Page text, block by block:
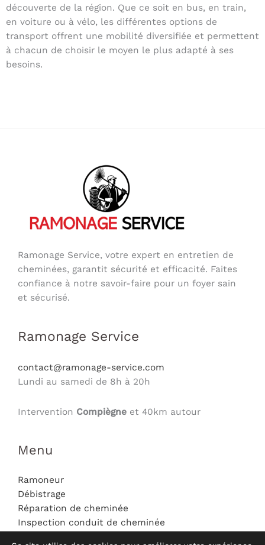
découverte de la région. Que ce soit en bus, en train,
en voiture ou à vélo, les différentes options de
transport offrent une mobilité diversifiée et permettent
à chacun de choisir le moyen le plus adapté à ses
besoins.
Ramonage Service, votre expert en entretien de
cheminées, garantit sécurité et efficacité. Faites
confiance à notre savoir-faire pour un foyer sain
et sécurisé.
Ramonage Service
contact@ramonage-service.com
Lundi au samedi de 8h à 20h
Intervention Compiègne et 40km autour
Menu
Ramoneur
Débistrage
Réparation de cheminée
Inspection conduit de cheminée